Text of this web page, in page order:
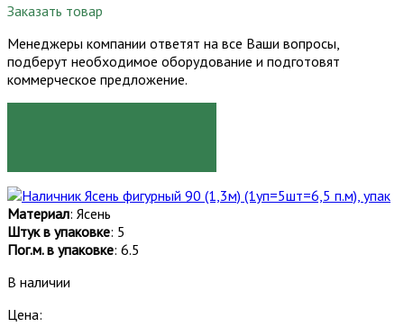
Заказать товар
Менеджеры компании ответят на все Ваши вопросы,
подберут необходимое оборудование и подготовят
коммерческое предложение.
Материал: Ясень
Штук в упаковке: 5
Пог.м. в упаковке: 6.5
В наличии
Цена: